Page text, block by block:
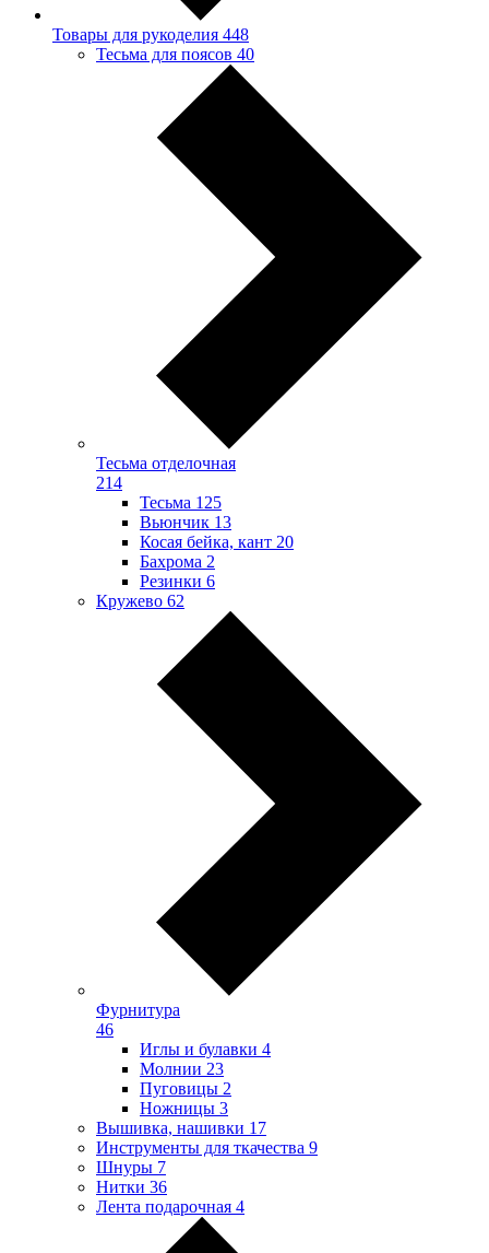
Товары для рукоделия 448
Тесьма для поясов 40
Тесьма отделочная
214
Тесьма 125
Вьюнчик 13
Косая бейка, кант 20
Бахрома 2
Резинки 6
Кружево 62
Фурнитура
46
Иглы и булавки 4
Молнии 23
Пуговицы 2
Ножницы 3
Вышивка, нашивки 17
Инструменты для ткачества 9
Шнуры 7
Нитки 36
Лента подарочная 4